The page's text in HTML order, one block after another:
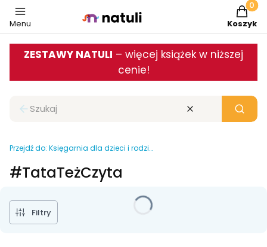
Menu Koszyk
ZESTAWY NATULI – więcej książek w niższej
cenie!
Zamknij wyszukiwarkę Wyczyść Szukaj
Przejdź do: Księgarnia dla dzieci i rodziców
#TataTeżCzyta
Filtry